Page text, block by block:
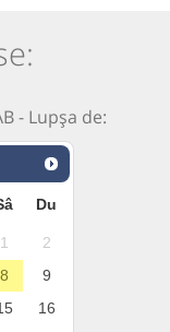
- Lupșa de:
Du
1
2
8
9
16